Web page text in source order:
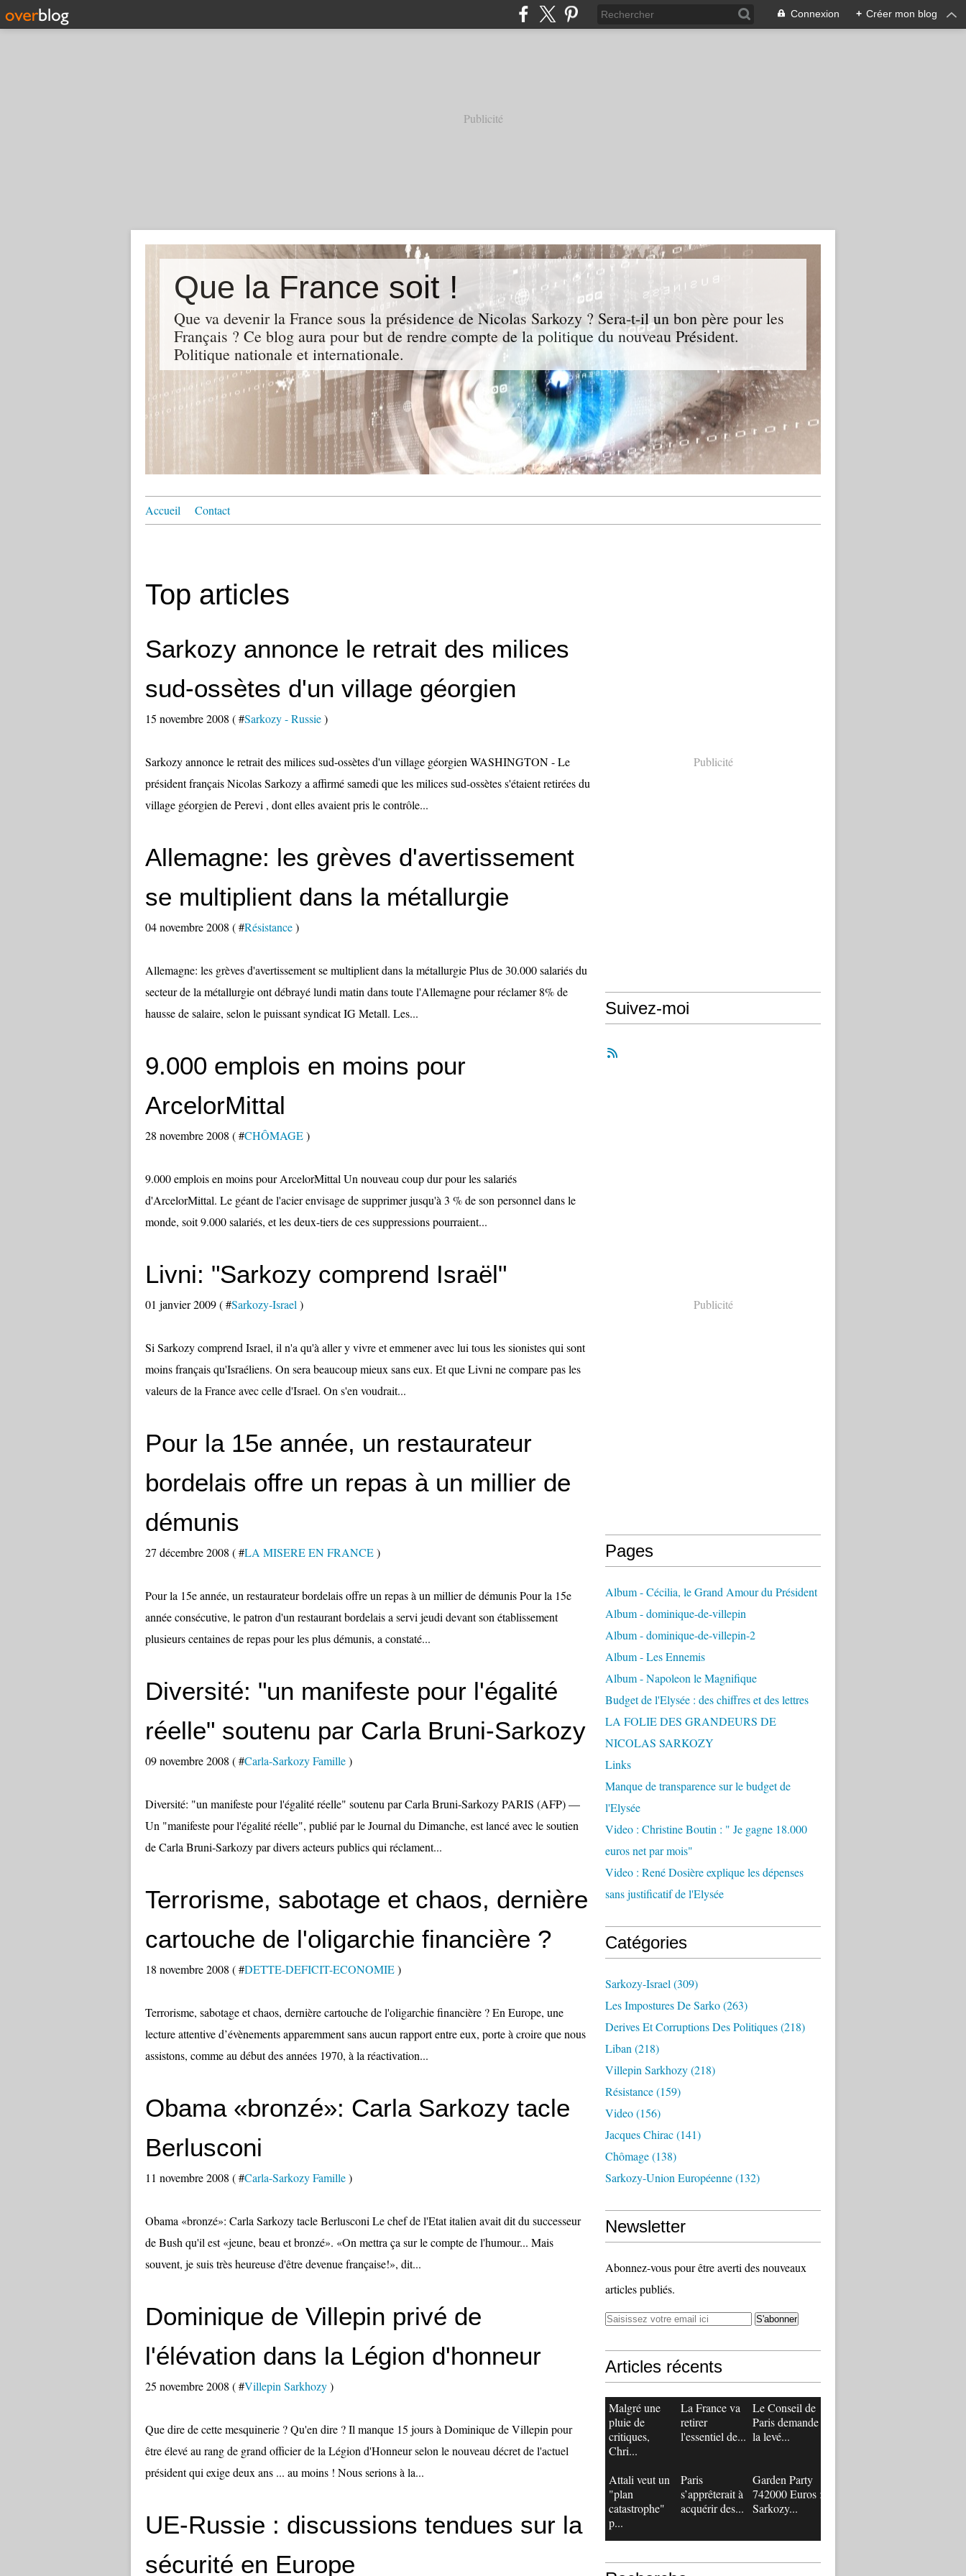
Connexion + Créer mon blog
Publicité
Que la France soit !
Que va devenir la France sous la présidence de Nicolas Sarkozy ? Sera-t-il un bon père pour les
Français ? Ce blog aura pour but de rendre compte de la politique du nouveau Président.
Politique nationale et internationale.
Accueil Contact
Top articles
Sarkozy annonce le retrait des milices
sud-ossètes d'un village géorgien
15 novembre 2008 ( #Sarkozy - Russie)
Sarkozy annonce le retrait des milices sud-ossètes d'un village géorgien WASHINGTON - Le
président français Nicolas Sarkozy a affirmé samedi que les milices sud-ossètes s'étaient retirées du
village géorgien de Perevi , dont elles avaient pris le contrôle...
Allemagne: les grèves d'avertissement
se multiplient dans la métallurgie
04 novembre 2008 ( #Résistance)
Allemagne: les grèves d'avertissement se multiplient dans la métallurgie Plus de 30.000 salariés du
secteur de la métallurgie ont débrayé lundi matin dans toute l'Allemagne pour réclamer 8% de
hausse de salaire, selon le puissant syndicat IG Metall. Les...
9.000 emplois en moins pour
ArcelorMittal
28 novembre 2008 ( #CHÔMAGE)
9.000 emplois en moins pour ArcelorMittal Un nouveau coup dur pour les salariés
d'ArcelorMittal. Le géant de l'acier envisage de supprimer jusqu'à 3 % de son personnel dans le
monde, soit 9.000 salariés, et les deux-tiers de ces suppressions pourraient...
Livni: "Sarkozy comprend Israël"
01 janvier 2009 ( #Sarkozy-Israel )
Si Sarkozy comprend Israel, il n'a qu'à aller y vivre et emmener avec lui tous les sionistes qui sont
moins français qu'Israéliens. On sera beaucoup mieux sans eux. Et que Livni ne compare pas les
valeurs de la France avec celle d'Israel. On s'en voudrait...
Pour la 15e année, un restaurateur
bordelais offre un repas à un millier de
démunis
27 décembre 2008 ( #LA MISERE EN FRANCE)
Pour la 15e année, un restaurateur bordelais offre un repas à un millier de démunis Pour la 15e
année consécutive, le patron d'un restaurant bordelais a servi jeudi devant son établissement
plusieurs centaines de repas pour les plus démunis, a constaté...
Diversité: "un manifeste pour l'égalité
réelle" soutenu par Carla Bruni-Sarkozy
09 novembre 2008 ( #Carla-Sarkozy Famille)
Diversité: "un manifeste pour l'égalité réelle" soutenu par Carla Bruni-Sarkozy PARIS (AFP) —
Un "manifeste pour l'égalité réelle", publié par le Journal du Dimanche, est lancé avec le soutien
de Carla Bruni-Sarkozy par divers acteurs publics qui réclament...
Terrorisme, sabotage et chaos, dernière
cartouche de l'oligarchie financière ?
18 novembre 2008 ( #DETTE-DEFICIT-ECONOMIE)
Terrorisme, sabotage et chaos, dernière cartouche de l'oligarchie financière ? En Europe, une
lecture attentive d’évènements apparemment sans aucun rapport entre eux, porte à croire que nous
assistons, comme au début des années 1970, à la réactivation...
Obama «bronzé»: Carla Sarkozy tacle
Berlusconi
11 novembre 2008 ( #Carla-Sarkozy Famille)
Obama «bronzé»: Carla Sarkozy tacle Berlusconi Le chef de l'Etat italien avait dit du successeur
de Bush qu'il est «jeune, beau et bronzé». «On mettra ça sur le compte de l'humour... Mais
souvent, je suis très heureuse d'être devenue française!», dit...
Dominique de Villepin privé de
l'élévation dans la Légion d'honneur
25 novembre 2008 ( #Villepin Sarkhozy)
Que dire de cette mesquinerie ? Qu'en dire ? Il manque 15 jours à Dominique de Villepin pour
être élevé au rang de grand officier de la Légion d'Honneur selon le nouveau décret de l'actuel
président qui exige deux ans ... au moins ! Nous serions à la...
UE-Russie : discussions tendues sur la
sécurité en Europe
Publicité
Suivez-moi
Publicité
Pages
Album - Cécilia, le Grand Amour du Président
Album - dominique-de-villepin
Album - dominique-de-villepin-2
Album - Les Ennemis
Album - Napoleon le Magnifique
Budget de l'Elysée : des chiffres et des lettres
LA FOLIE DES GRANDEURS DE
NICOLAS SARKOZY
Links
Manque de transparence sur le budget de
l'Elysée
Video : Christine Boutin : " Je gagne 18.000
euros net par mois"
Video : René Dosière explique les dépenses
sans justificatif de l'Elysée
Catégories
Sarkozy-Israel (309)
Les Impostures De Sarko(263)
Derives Et Corruptions Des Politiques(218)
Liban (218)
Villepin Sarkhozy(218)
Résistance(159)
Video(156)
Jacques Chirac(141)
Chômage(138)
Sarkozy-Union Européenne(132)
Newsletter
Abonnez-vous pour être averti des nouveaux
articles publiés.
Articles récents
Malgré une
pluie de
critiques,
Chri...
La France va
retirer
l'essentiel de...
Le Conseil de
Paris demande
la levé...
Attali veut un
"plan
catastrophe"
p...
Paris
s’apprêterait à
acquérir des...
Garden Party
742000 Euros :
Sarkozy...